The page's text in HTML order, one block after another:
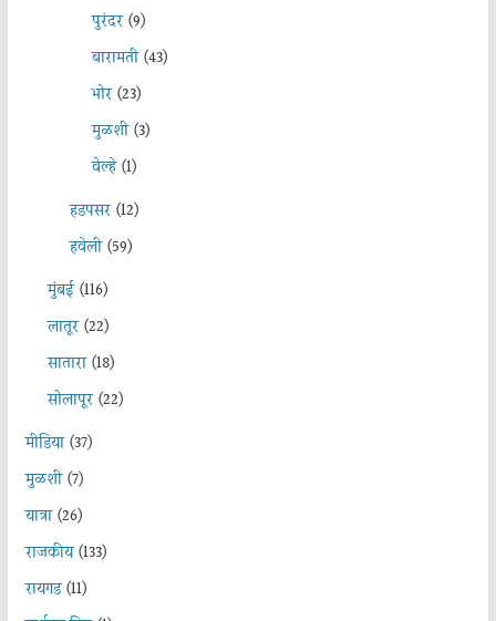
पुरंदर(9)
बारामती(43)
भोर(23)
मुळशी(3)
वेल्हे(1)
हडपसर(12)
हवेली(59)
मुंबई(116)
लातूर(22)
सातारा(18)
सोलापूर(22)
मीडिया(37)
मुळशी(7)
यात्रा(26)
राजकीय(133)
रायगड(11)